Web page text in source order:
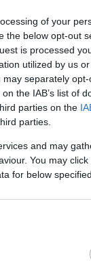
of your
the below opt-out
is processed
utilized by us
separately
the IAB’s list of
parties on the
parties.
and may
You may
for below
τη μπάλα